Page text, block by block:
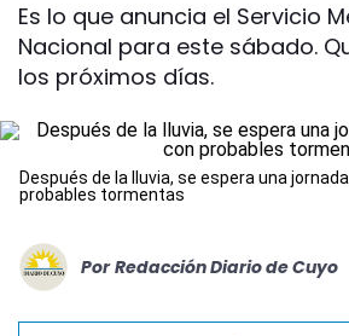
Es lo que anuncia el Servicio
Nacional para este sábado.
los próximos días.
Después de la lluvia, se espera una
probables tormentas
Por Redacción Diario de Cuyo